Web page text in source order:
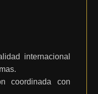
internacional
coordinada con